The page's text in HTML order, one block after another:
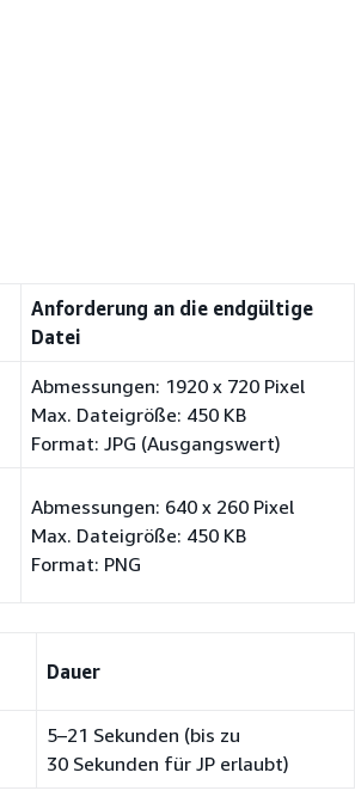
Anforderung an die endgültige
Datei
Abmessungen: 1920 x 720 Pixel
Max. Dateigröße: 450 KB
Format: JPG (Ausgangswert)
Abmessungen: 640 x 260 Pixel
Max. Dateigröße: 450 KB
Format: PNG
Dauer
5–21 Sekunden (bis zu
30 Sekunden für JP erlaubt)